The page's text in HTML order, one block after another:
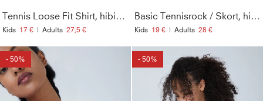
Tennis Loose Fit Shirt, hibiscus pink
Kids 17 € | Adults 27,5 €
Basic Tennisrock / Skort, hibiscus pink
Kids 19 € | Adults 28 €
- 50% - 50%